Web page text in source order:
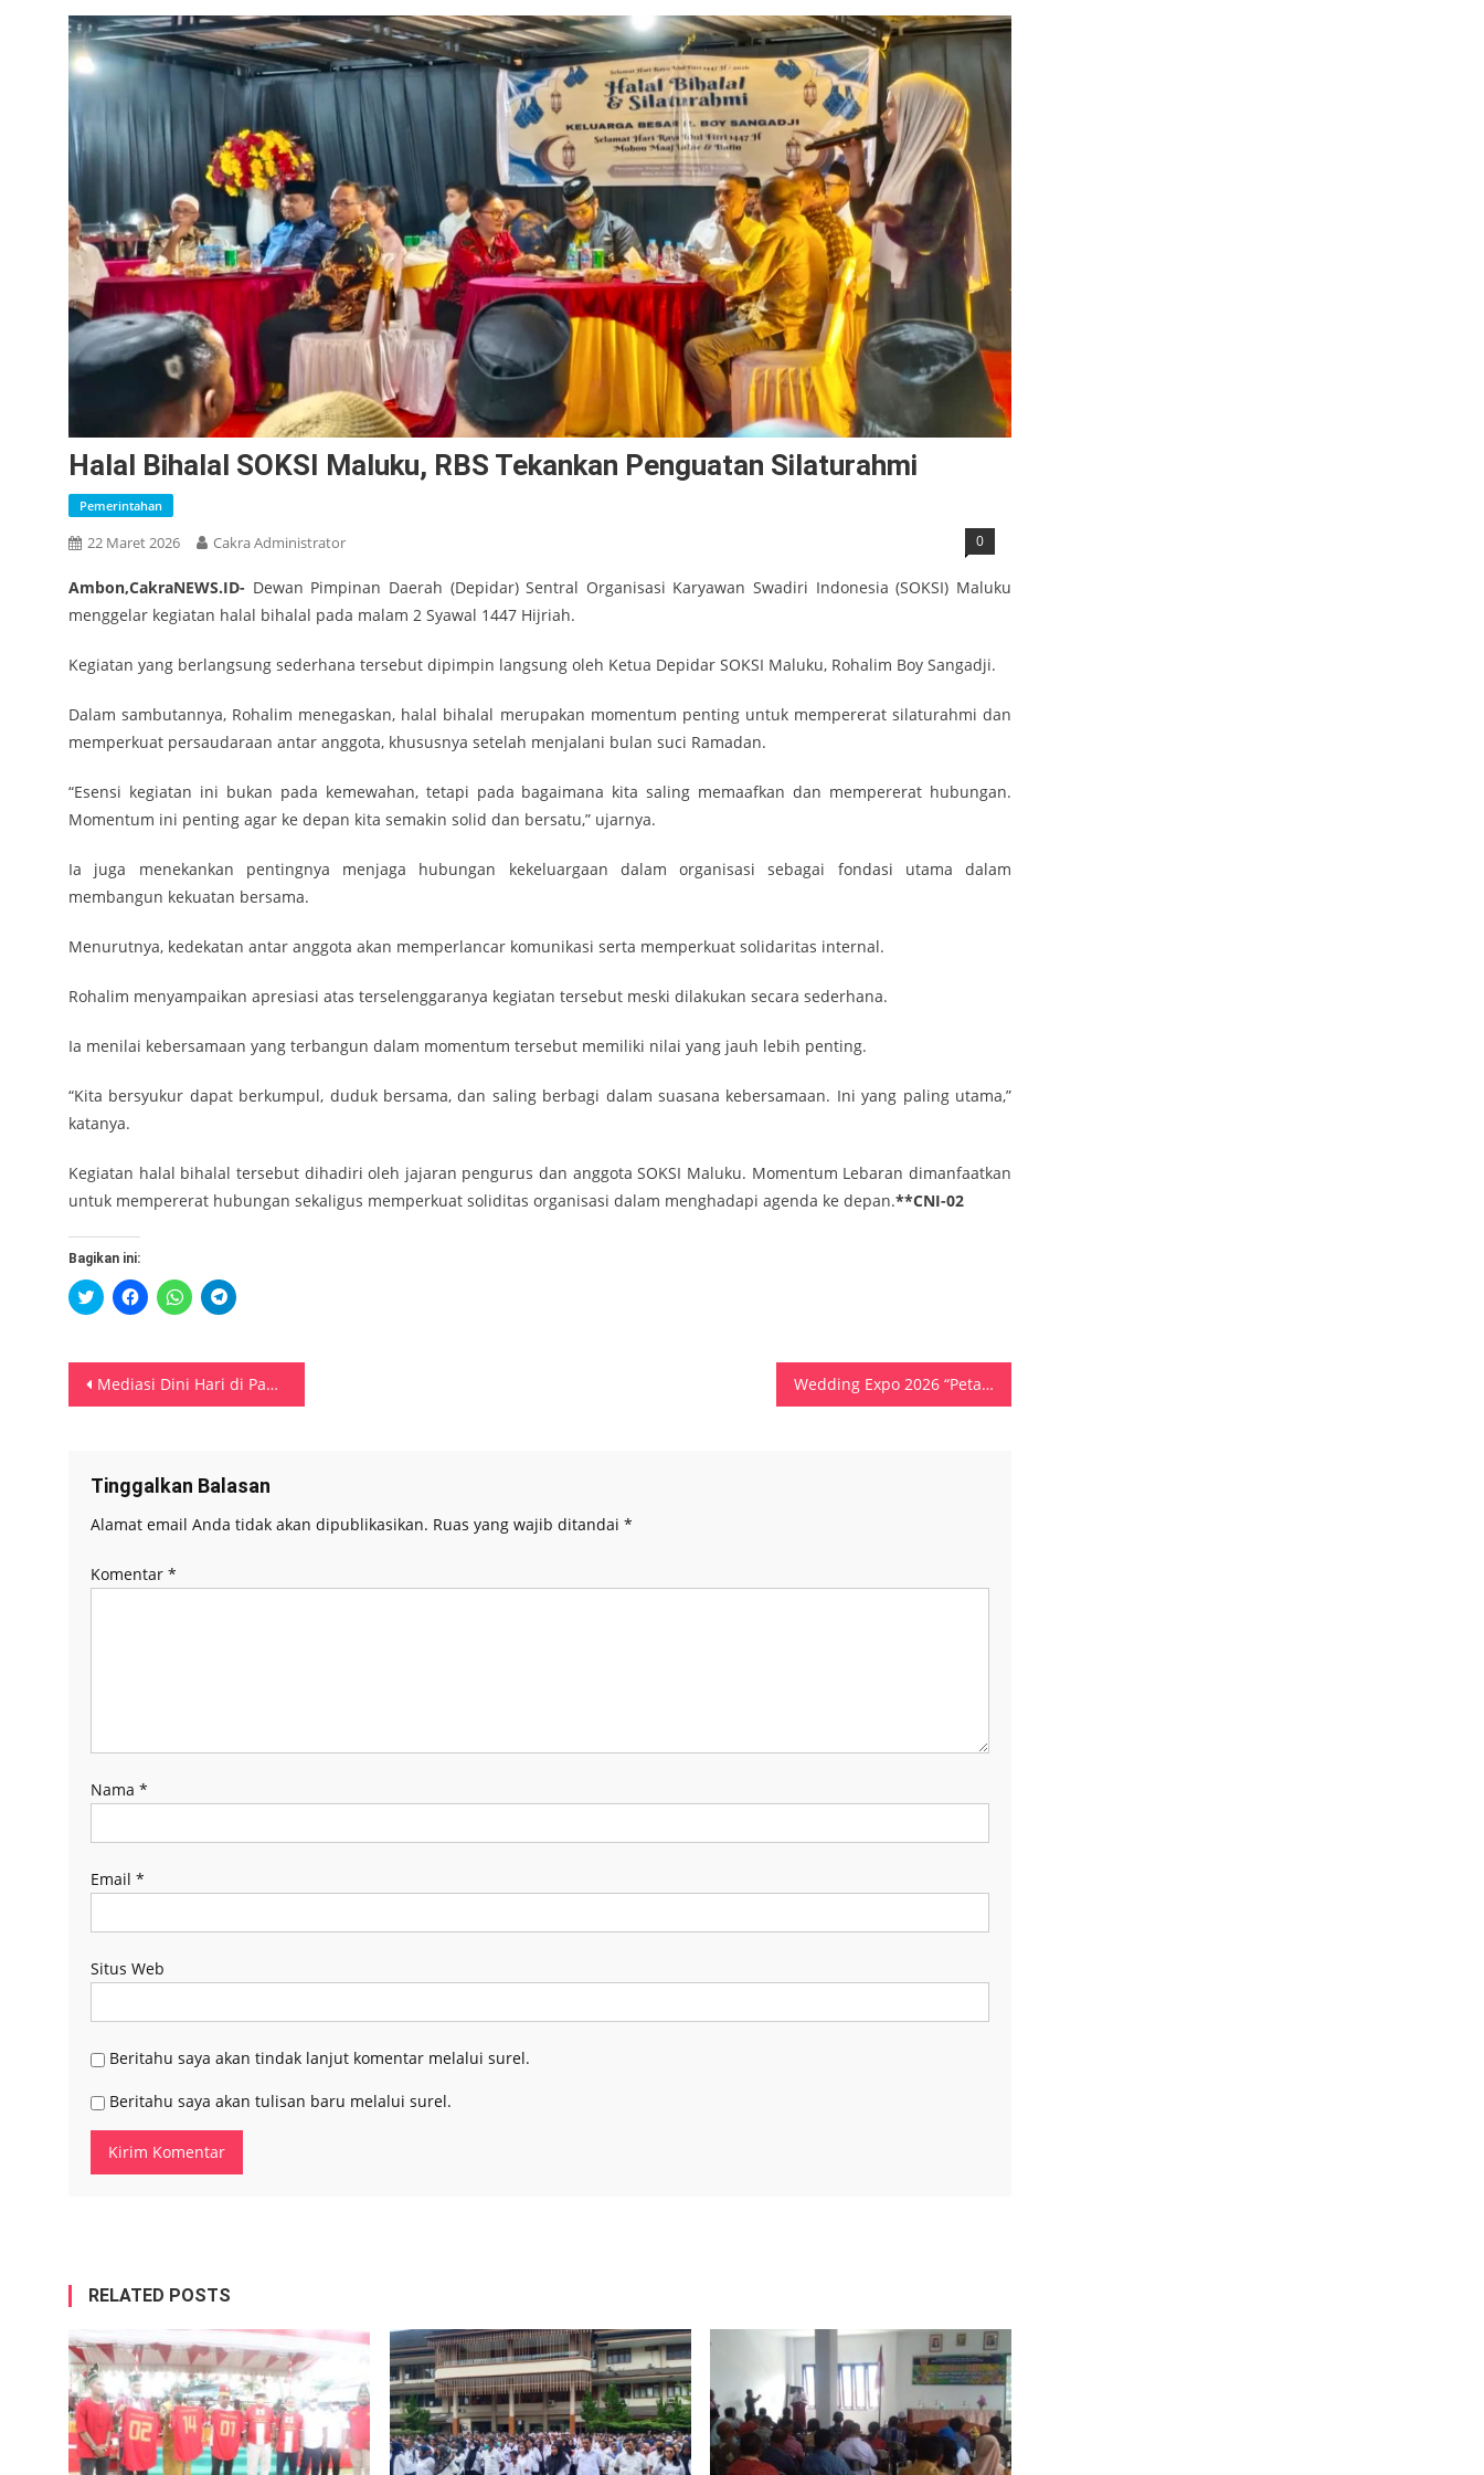
Halal Bihalal SOKSI Maluku, RBS Tekankan Penguatan Silaturahmi
Pemerintahan
22 Maret 2026 Cakra Administrator 0
Ambon,CakraNEWS.ID- Dewan Pimpinan Daerah (Depidar) Sentral Organisasi Karyawan Swadiri Indonesia (SOKSI) Maluku
menggelar kegiatan halal bihalal pada malam 2 Syawal 1447 Hijriah.
Kegiatan yang berlangsung sederhana tersebut dipimpin langsung oleh Ketua Depidar SOKSI Maluku, Rohalim Boy Sangadji.
Dalam sambutannya, Rohalim menegaskan, halal bihalal merupakan momentum penting untuk mempererat silaturahmi dan
memperkuat persaudaraan antar anggota, khususnya setelah menjalani bulan suci Ramadan.
“Esensi kegiatan ini bukan pada kemewahan, tetapi pada bagaimana kita saling memaafkan dan mempererat hubungan.
Momentum ini penting agar ke depan kita semakin solid dan bersatu,” ujarnya.
Ia juga menekankan pentingnya menjaga hubungan kekeluargaan dalam organisasi sebagai fondasi utama dalam
membangun kekuatan bersama.
Menurutnya, kedekatan antar anggota akan memperlancar komunikasi serta memperkuat solidaritas internal.
Rohalim menyampaikan apresiasi atas terselenggaranya kegiatan tersebut meski dilakukan secara sederhana.
Ia menilai kebersamaan yang terbangun dalam momentum tersebut memiliki nilai yang jauh lebih penting.
“Kita bersyukur dapat berkumpul, duduk bersama, dan saling berbagi dalam suasana kebersamaan. Ini yang paling utama,”
katanya.
Kegiatan halal bihalal tersebut dihadiri oleh jajaran pengurus dan anggota SOKSI Maluku. Momentum Lebaran dimanfaatkan
untuk mempererat hubungan sekaligus memperkuat soliditas organisasi dalam menghadapi agenda ke depan.**CNI-02
Bagikan ini:
Klik
untuk
di
jendela
yang
baru)
Klik
untuk
di
jendela
yang
baru)
Klik
untuk
di
jendela
yang
baru)
Klik
untuk
di
jendela
yang
baru)
Navigasi
Mediasi Dini Hari di Pawae Redam Konflik Ani–Tanah Goyang, Polisi Tegaskan Komitmen Damai dan Penegakan Hukum Wedding Expo 2026 “Petal Dreamscapes” Hadir di Swiss-Belhotel Ambon, Tawarkan Inspirasi Pernikahan Penuh Pesona
Tinggalkan Balasan
Alamat email Anda tidak akan dipublikasikan. Ruas yang wajib ditandai *
Komentar *
Nama *
Email *
Situs Web
Beritahu saya akan tindak lanjut komentar melalui surel.
Beritahu saya akan tulisan baru melalui surel.
RELATED POSTS